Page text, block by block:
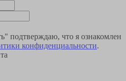
подтверждаю, что я ознакомлен
конфиденциальности.